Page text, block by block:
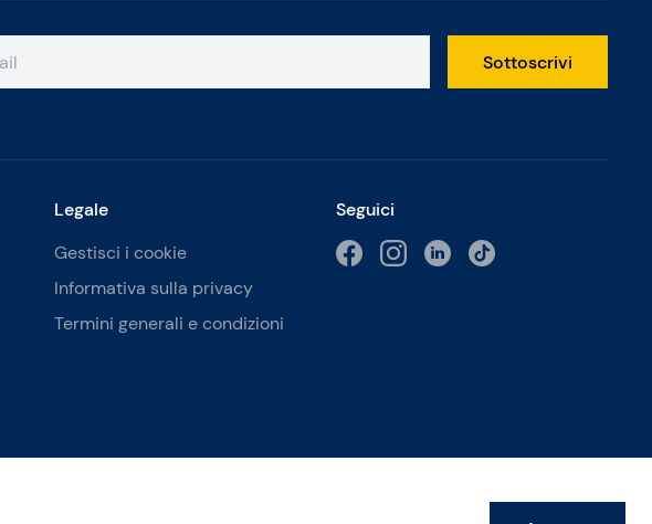
Sottoscrivi
Legale
Gestisci i cookie
Informativa sulla privacy
Termini generali e condizioni
Seguici